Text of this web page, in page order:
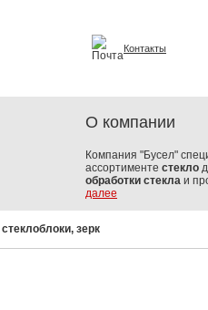
Контакты
О компании
Компания "Бусел"
ассортименте стекло
обработки стекла и
далее
стеклоблоки, зеркала,